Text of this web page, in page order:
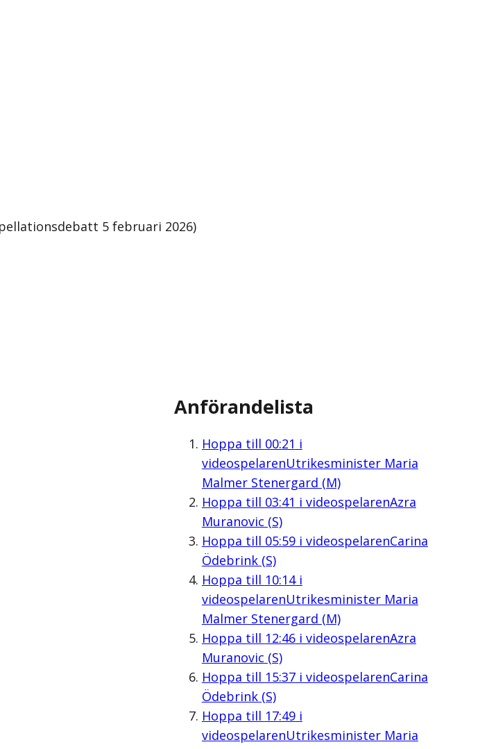
5 februari 2026)
Anförandelista
Hoppa till 00:21 i
videospelarenUtrikesminister Maria
Malmer Stenergard (M)
Hoppa till 03:41 i videospelarenAzra
Muranovic (S)
Hoppa till 05:59i videospelarenCarina
Ödebrink (S)
Hoppa till 10:14i
videospelarenUtrikesminister Maria
Malmer Stenergard (M)
Hoppa till 12:46i videospelarenAzra
Muranovic (S)
Hoppa till 15:37i videospelarenCarina
Ödebrink (S)
Hoppa till 17:49i
videospelarenUtrikesminister Maria